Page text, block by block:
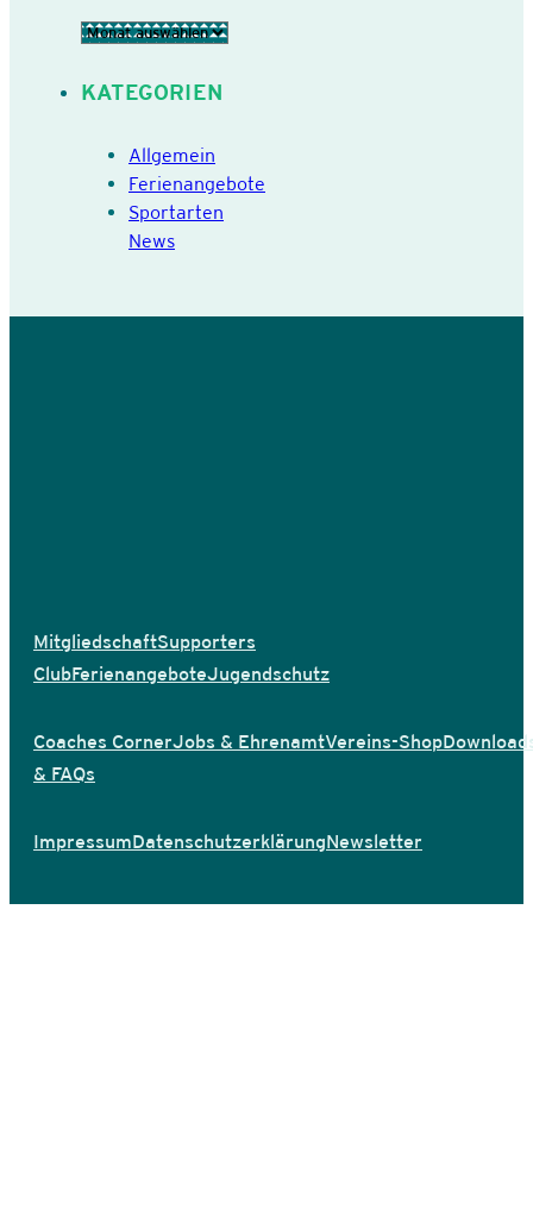
Archiv
KATEGORIEN
Allgemein
Ferienangebote
Sportarten
News
MitgliedschaftSupporters
ClubFerienangeboteJugendschutz
Coaches CornerJobs & EhrenamtVereins-Shop
& FAQs
ImpressumDatenschutzerklärungNewsletter